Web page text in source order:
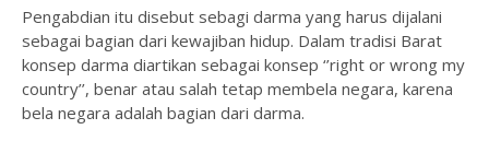
Pengabdian itu disebut sebagi darma yang harus dijalani
sebagai bagian dari kewajiban hidup. Dalam tradisi Barat
konsep darma diartikan sebagai konsep ‘’right or wrong my
country’’, benar atau salah tetap membela negara, karena
bela negara adalah bagian dari darma.